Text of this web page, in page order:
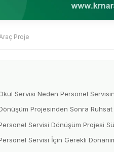
Proje
Servisi Neden Personel
Projesinden Sonra
Servisi Dönüşüm Projesi
Servisi İçin Gerekli